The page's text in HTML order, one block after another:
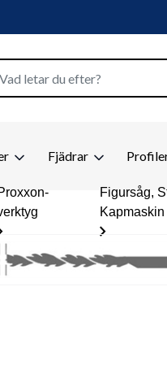
Fjädrar
Figursåg,
Kapmaskin
chevron_right